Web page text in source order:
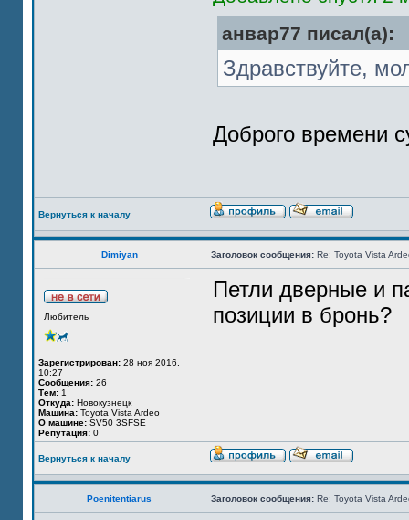
анвар77 писал(а):
Здравствуйте,
Доброго времени
Вернуться к началу
Dimiyan Заголовок сообщения: Re: Toyota Vista
Любитель
Зарегистрирован: 28 ноя 2016,
10:27
Сообщения: 26
Тем: 1
Откуда: Новокузнецк
Машина: Toyota Vista Ardeo
О машине: SV50 3SFSE
Репутация: 0
Петли дверные и
позиции в бронь?
Вернуться к началу
Poenitentiarus Заголовок сообщения: Re: Toyota Vista